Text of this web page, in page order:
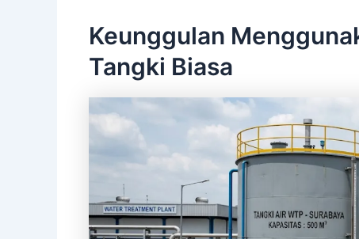
Keunggulan
Tangki Biasa